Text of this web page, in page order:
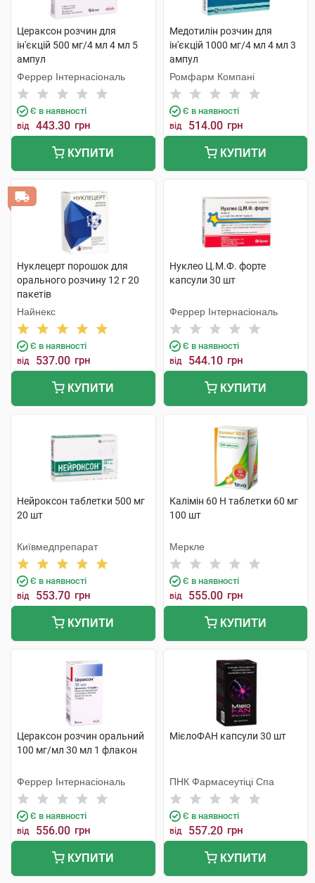
Цераксон розчин для
ін'єкцій 500 мг/4 мл 4 мл 5
ампул
Феррер Інтернасіональ
Є в наявності
від 443.30 грн
КУПИТИ
Медотилін розчин для
ін'єкцій 1000 мг/4 мл 4 мл 3
ампул
Ромфарм Компані
Є в наявності
від 514.00 грн
КУПИТИ
Нуклецерт порошок для
орального розчину 12 г 20
пакетів
Найнекс
Є в наявності
від 537.00 грн
КУПИТИ
Нуклео Ц.М.Ф. форте
капсули 30 шт
Феррер Інтернасіональ
Є в наявності
від 544.10 грн
КУПИТИ
Нейроксон таблетки 500 мг
20 шт
Київмедпрепарат
Є в наявності
від 553.70 грн
КУПИТИ
Калімін 60 H таблетки 60 мг
100 шт
Меркле
Є в наявності
від 555.00 грн
КУПИТИ
Цераксон розчин оральний
100 мг/мл 30 мл 1 флакон
Феррер Інтернасіональ
Є в наявності
від 556.00 грн
КУПИТИ
МієлоФАН капсули 30 шт
ПНК Фармасеутіці Спа
Є в наявності
від 557.20 грн
КУПИТИ